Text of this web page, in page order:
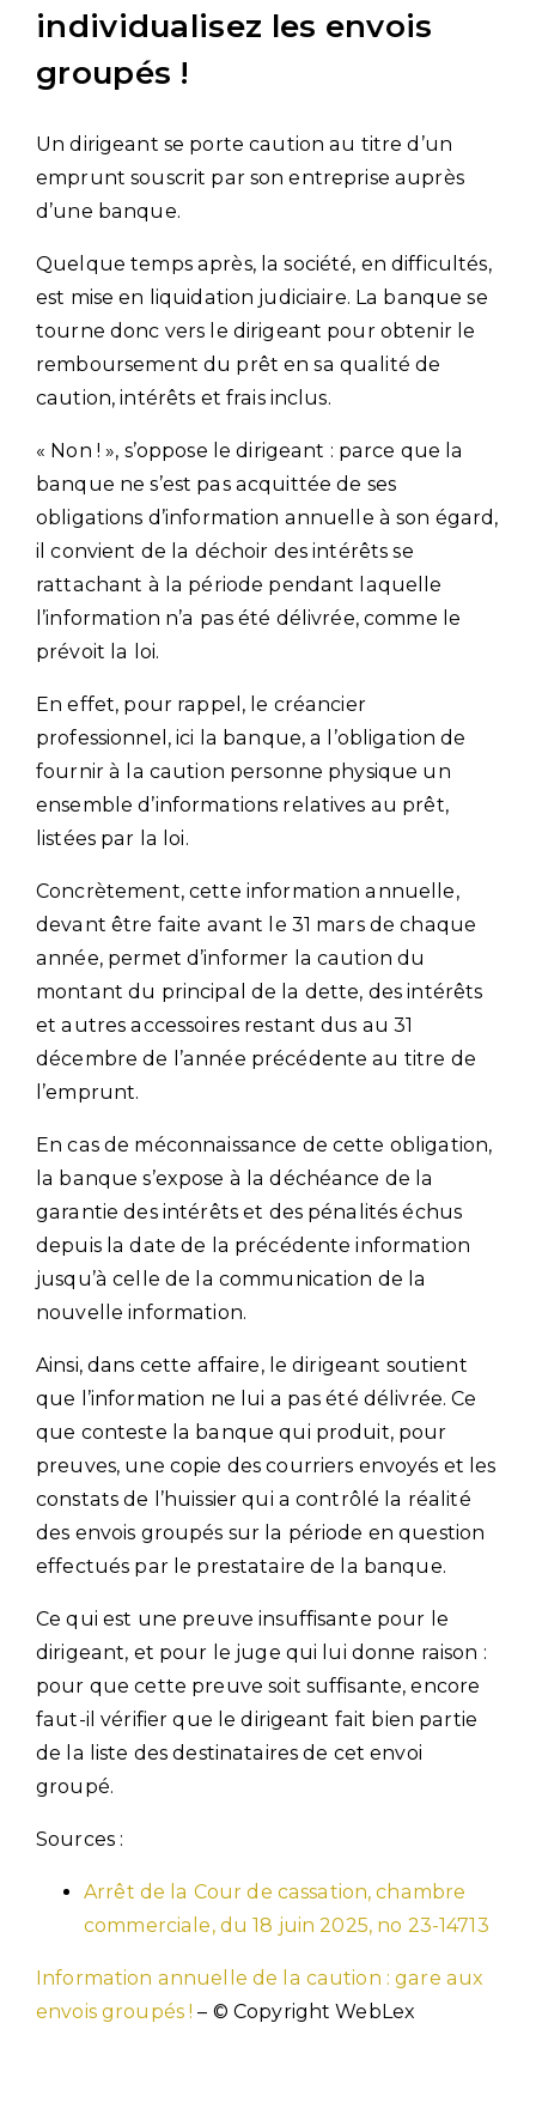
individualisez les envois
groupés !
Un dirigeant se porte caution au titre d’un
emprunt souscrit par son entreprise auprès
d’une banque.
Quelque temps après, la société, en difficultés,
est mise en liquidation judiciaire. La banque se
tourne donc vers le dirigeant pour obtenir le
remboursement du prêt en sa qualité de
caution, intérêts et frais inclus.
« Non ! », s’oppose le dirigeant : parce que la
banque ne s’est pas acquittée de ses
obligations d’information annuelle à son égard,
il convient de la déchoir des intérêts se
rattachant à la période pendant laquelle
l’information n’a pas été délivrée, comme le
prévoit la loi.
En effet, pour rappel, le créancier
professionnel, ici la banque, a l’obligation de
fournir à la caution personne physique un
ensemble d’informations relatives au prêt,
listées par la loi.
Concrètement, cette information annuelle,
devant être faite avant le 31 mars de chaque
année, permet d’informer la caution du
montant du principal de la dette, des intérêts
et autres accessoires restant dus au 31
décembre de l’année précédente au titre de
l’emprunt.
En cas de méconnaissance de cette obligation,
la banque s’expose à la déchéance de la
garantie des intérêts et des pénalités échus
depuis la date de la précédente information
jusqu’à celle de la communication de la
nouvelle information.
Ainsi, dans cette affaire, le dirigeant soutient
que l’information ne lui a pas été délivrée. Ce
que conteste la banque qui produit, pour
preuves, une copie des courriers envoyés et les
constats de l’huissier qui a contrôlé la réalité
des envois groupés sur la période en question
effectués par le prestataire de la banque.
Ce qui est une preuve insuffisante pour le
dirigeant, et pour le juge qui lui donne raison :
pour que cette preuve soit suffisante, encore
faut-il vérifier que le dirigeant fait bien partie
de la liste des destinataires de cet envoi
groupé.
Sources :
Arrêt de la Cour de cassation, chambre
commerciale, du 18 juin 2025, no 23-14713
Information annuelle de la caution : gare aux
envois groupés ! – © Copyright WebLex